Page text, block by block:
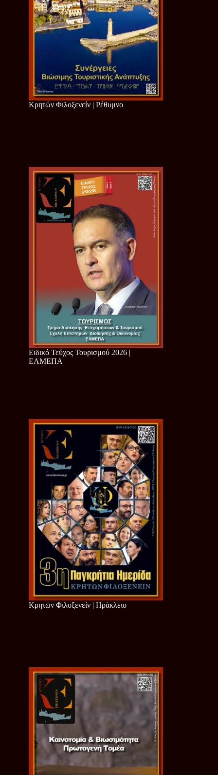
Κρητών Φιλοξενείν | Ρέθυμνο
Ειδικό Τεύχος Τουρισμού 2026 |
ΕΛΜΕΠΑ
Κρητών Φιλοξενείν | Ηράκλειο